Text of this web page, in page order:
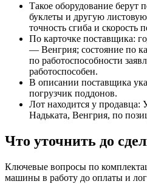
Такое оборудование берут
буклеты и другую
точность сгиба и скорость
По карточке поставщика:
— Венгрия; состояние по
по работоспособности
работоспособен.
В описании поставщика
погрузчик поддонов.
Лот находится у продавца:
Надьката, Венгрия, по
Что уточнить до
Ключевые вопросы по
машины в работу до оплаты и